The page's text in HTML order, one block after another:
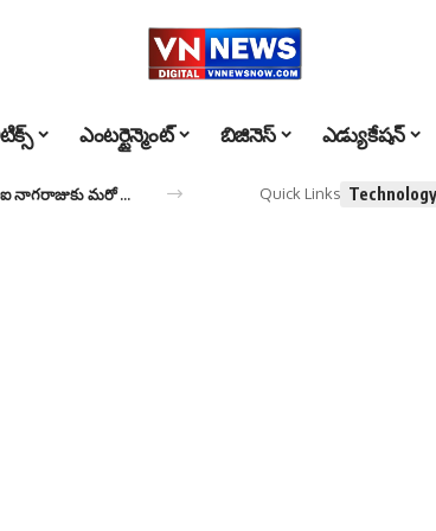
ఎంటర్టైన్మెంట్ బిజినెస్ ఎడ్యుకేషన్
Kranthi Kumar Case – CI Nagaraju : క్రాంతికుమార్ కేసులో మాజీ సీఐ నాగరాజుకు మరో ఉచ్చు.. అట్రాసిటీ కేసు.. Quick Links Technology